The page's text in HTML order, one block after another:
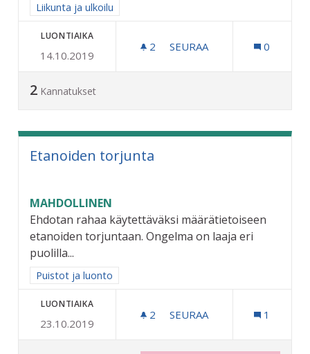
Rajaa tulokset aihepiirin mukaan: Liikunta ja ulkoilu
Liikunta ja ulkoilu
LUONTIAIKA
14.10.2019
2 2 SEURAAJAA
SEURAA 0
2 Kannatukset
Etanoiden torjunta
MAHDOLLINEN
Ehdotan rahaa käytettäväksi määrätietoiseen
etanoiden torjuntaan. Ongelma on laaja eri
puolilla...
Rajaa tulokset aihepiirin mukaan: Puistot ja luonto
Puistot ja luonto
LUONTIAIKA
23.10.2019
2 2 SEURAAJAA
SEURAA 1